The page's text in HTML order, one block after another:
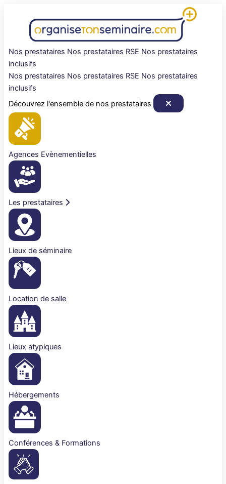
Nos prestataires Nos prestataires RSE Nos prestataires
inclusifs
Nos prestataires Nos prestataires RSE Nos prestataires
inclusifs
Découvrez l'ensemble de nos prestataires
Agences Evènementielles
Les prestataires
Lieux de séminaire
Location de salle
Lieux atypiques
Hébergements
Conférences & Formations